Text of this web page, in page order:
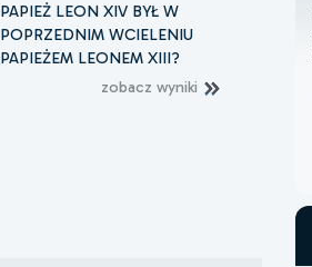
PAPIEŻ LEON XIV BYŁ W
POPRZEDNIM WCIELENIU
PAPIEŻEM LEONEM XIII?
zobacz wyniki